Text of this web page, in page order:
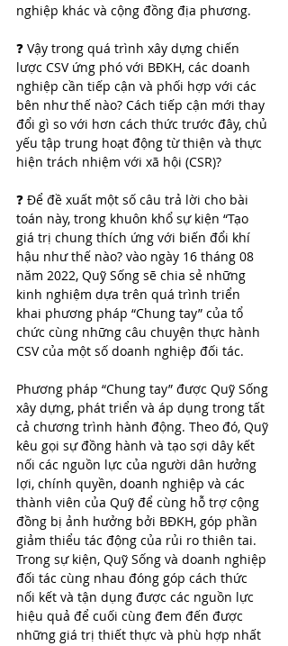
nghiệp khác và cộng đồng địa phương.
❓ Vậy trong quá trình xây dựng chiến
lược CSV ứng phó với BĐKH, các doanh
nghiệp cần tiếp cận và phối hợp với các
bên như thế nào? Cách tiếp cận mới thay
đổi gì so với hơn cách thức trước đây, chủ
yếu tập trung hoạt động từ thiện và thực
hiện trách nhiệm với xã hội (CSR)?
❓ Để đề xuất một số câu trả lời cho bài
toán này, trong khuôn khổ sự kiện “Tạo
giá trị chung thích ứng với biến đổi khí
hậu như thế nào? vào ngày 16 tháng 08
năm 2022, Quỹ Sống sẽ chia sẻ những
kinh nghiệm dựa trên quá trình triển
khai phương pháp “Chung tay” của tổ
chức cùng những câu chuyện thực hành
CSV của một số doanh nghiệp đối tác.
Phương pháp “Chung tay” được Quỹ Sống
xây dựng, phát triển và áp dụng trong tất
cả chương trình hành động. Theo đó, Quỹ
kêu gọi sự đồng hành và tạo sợi dây kết
nối các nguồn lực của người dân hưởng
lợi, chính quyền, doanh nghiệp và các
thành viên của Quỹ để cùng hỗ trợ cộng
đồng bị ảnh hưởng bởi BĐKH, góp phần
giảm thiểu tác động của rủi ro thiên tai.
Trong sự kiện, Quỹ Sống và doanh nghiệp
đối tác cùng nhau đóng góp cách thức
nối kết và tận dụng được các nguồn lực
hiệu quả để cuối cùng đem đến được
những giá trị thiết thực và phù hợp nhất